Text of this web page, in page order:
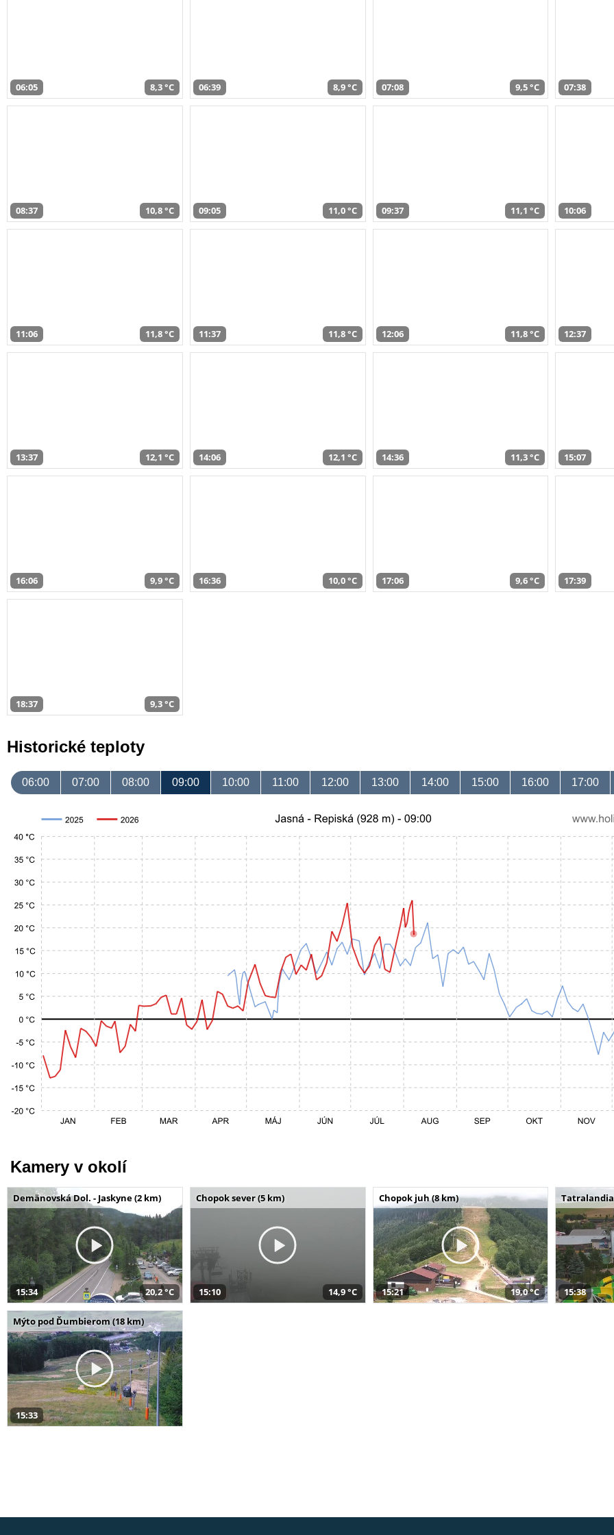
06:05 8,3 °C 06:39 8,9 °C 07:08 9,5 °C 07:38
08:37 10,8 °C 09:05 11,0 °C 09:37 11,1 °C 10:06
11:06 11,8 °C 11:37 11,8 °C 12:06 11,8 °C 12:37
13:37 12,1 °C 14:06 12,1 °C 14:36 11,3 °C 15:07
16:06 9,9 °C 16:36 10,0 °C 17:06 9,6 °C 17:39
18:37 9,3 °C
Historické teploty
06:00 07:00 08:00 09:00 10:00 11:00 12:00 13:00 14:00 15:00 16:00 17:00
Kamery v okolí
Demänovská Dol. - Jaskyne (2 km)
15:34 20,2 °C
Chopok sever (5 km)
15:10 14,9 °C
Chopok juh (8 km)
15:21 19,0 °C
Tatralandia
15:38
Mýto pod Ďumbierom (18 km)
15:33